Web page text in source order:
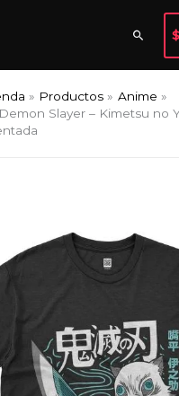
Productos
Anime
Slayer – Kimetsu no